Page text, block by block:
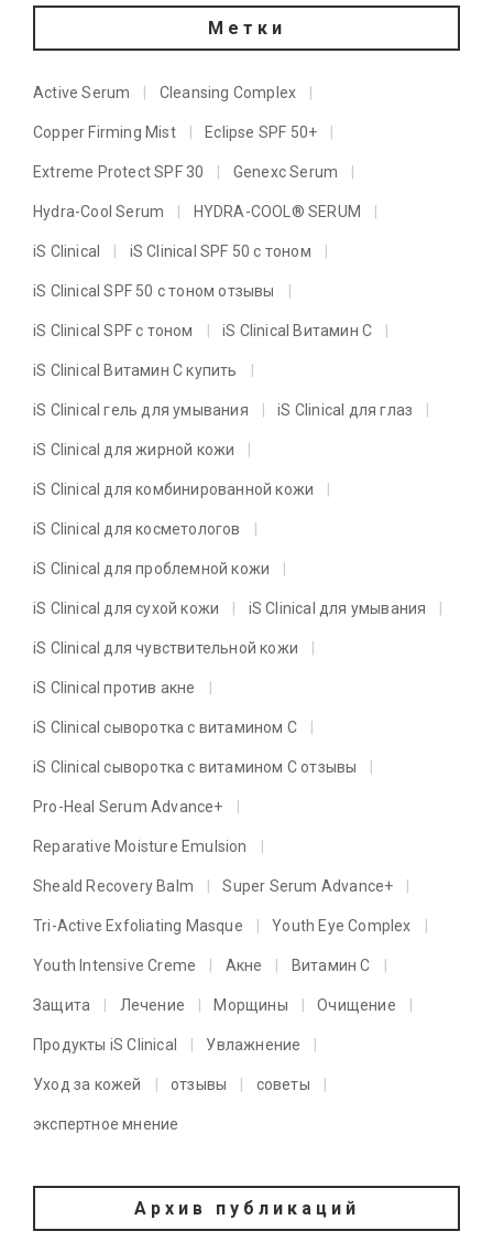
Метки
Active Serum Cleansing Complex
Copper Firming Mist Eclipse SPF 50+
Extreme Protect SPF 30 Genexc Serum
Hydra-Cool Serum HYDRA-COOL® SERUM
iS Clinical iS Clinical SPF 50 с тоном
iS Clinical SPF 50 с тоном отзывы
iS Clinical SPF с тоном iS Clinical Витамин C
iS Clinical Витамин C купить
iS Clinical гель для умывания iS Clinical для глаз
iS Clinical для жирной кожи
iS Clinical для комбинированной кожи
iS Clinical для косметологов
iS Clinical для проблемной кожи
iS Clinical для сухой кожи iS Clinical для умывания
iS Clinical для чувствительной кожи
iS Clinical против акне
iS Clinical сыворотка с витамином C
iS Clinical сыворотка с витамином C отзывы
Pro-Heal Serum Advance+
Reparative Moisture Emulsion
Sheald Recovery Balm Super Serum Advance+
Tri-Active Exfoliating Masque Youth Eye Complex
Youth Intensive Creme Акне Витамин C
Защита Лечение Морщины Очищение
Продукты iS Clinical Увлажнение
Уход за кожей отзывы советы
экспертное мнение
Архив публикаций